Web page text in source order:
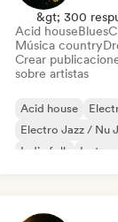
&gt; 300
Acid houseBlues
Música country
Crear
sobre artistas
Acid house
Electro Jazz / Nu
Indie folk